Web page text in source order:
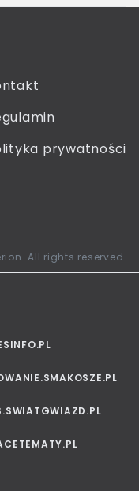
prywatności
All rights reserved.